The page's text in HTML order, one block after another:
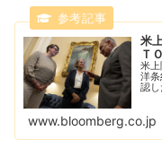
米
Ｔ
米
洋
認し
www.bloomberg.co.jp